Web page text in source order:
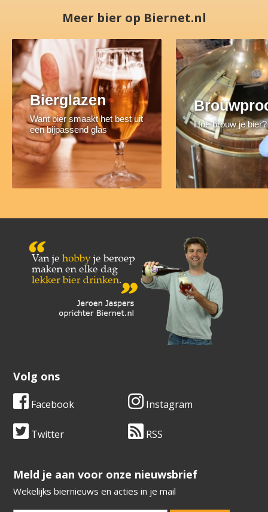
Meer bier op Biernet.nl
Bierglazen
Want bier smaakt het best uit
een bijpassend glas
Hoe brouw je bier?
Volg ons
Facebook Instagram
Twitter RSS
​​​​​​​Meld je aan voor onze nieuwsbrief
Wekelijks biernieuws en acties in je mail